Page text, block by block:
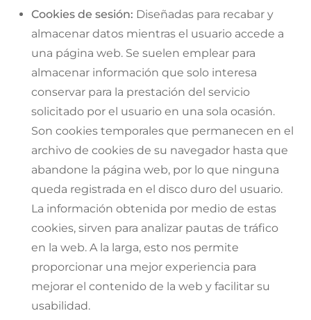
Cookies de sesión: Diseñadas para recabar y
almacenar datos mientras el usuario accede a
una página web. Se suelen emplear para
almacenar información que solo interesa
conservar para la prestación del servicio
solicitado por el usuario en una sola ocasión.
Son cookies temporales que permanecen en el
archivo de cookies de su navegador hasta que
abandone la página web, por lo que ninguna
queda registrada en el disco duro del usuario.
La información obtenida por medio de estas
cookies, sirven para analizar pautas de tráfico
en la web. A la larga, esto nos permite
proporcionar una mejor experiencia para
mejorar el contenido de la web y facilitar su
usabilidad.